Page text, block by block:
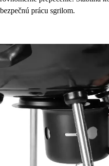
bezpečnú prácu sgrilom.